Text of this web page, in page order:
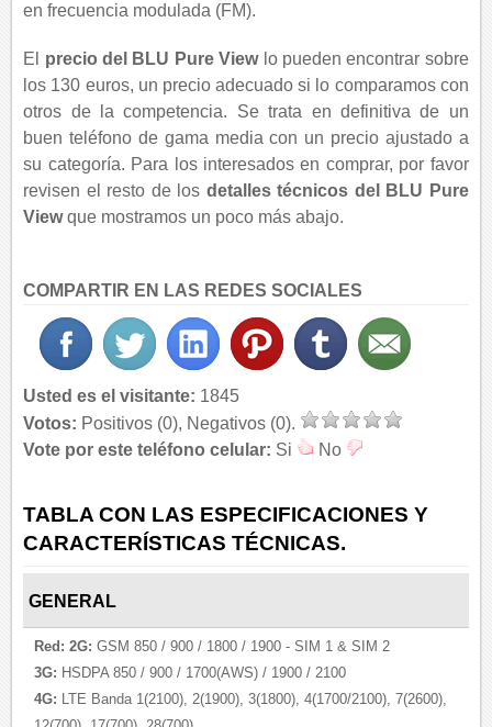
en frecuencia modulada (FM).
El precio del BLU Pure Viewlo pueden encontrar sobre
los 130 euros, un precio adecuado si lo comparamos con
otros de la competencia. Se trata en definitiva de un
buen teléfono de gama media con un precio ajustado a
su categoría. Para los interesados en comprar, por favor
revisen el resto de los detalles técnicos del BLU Pure
Viewque mostramos un poco más abajo.
COMPARTIR EN LAS REDES SOCIALES
Usted es el visitante: 1845
Votos: Positivos (0), Negativos (0).
Vote por este teléfono celular: Si No
TABLA CON LAS ESPECIFICACIONES Y
CARACTERÍSTICAS TÉCNICAS.
GENERAL
Red: 2G: GSM 850 / 900 / 1800 / 1900 - SIM 1 & SIM 2
3G: HSDPA 850 / 900 / 1700(AWS) / 1900 / 2100
4G: LTE Banda 1(2100), 2(1900), 3(1800), 4(1700/2100), 7(2600),